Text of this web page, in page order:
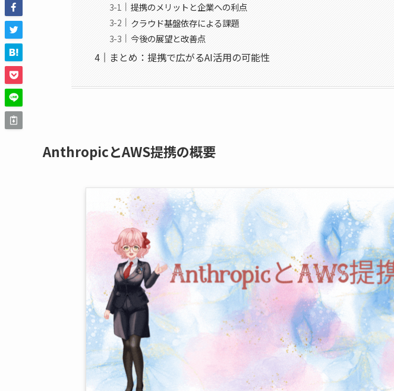
提携のメリットと企業への利点
クラウド基盤依存による課題
今後の展望と改善点
まとめ：提携で広がるAI活用の可能性
AnthropicとAWS提携の概要